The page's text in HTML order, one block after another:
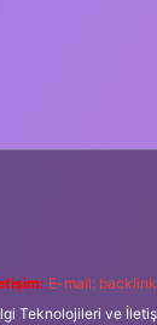
E-mail:
Teknolojileri ve